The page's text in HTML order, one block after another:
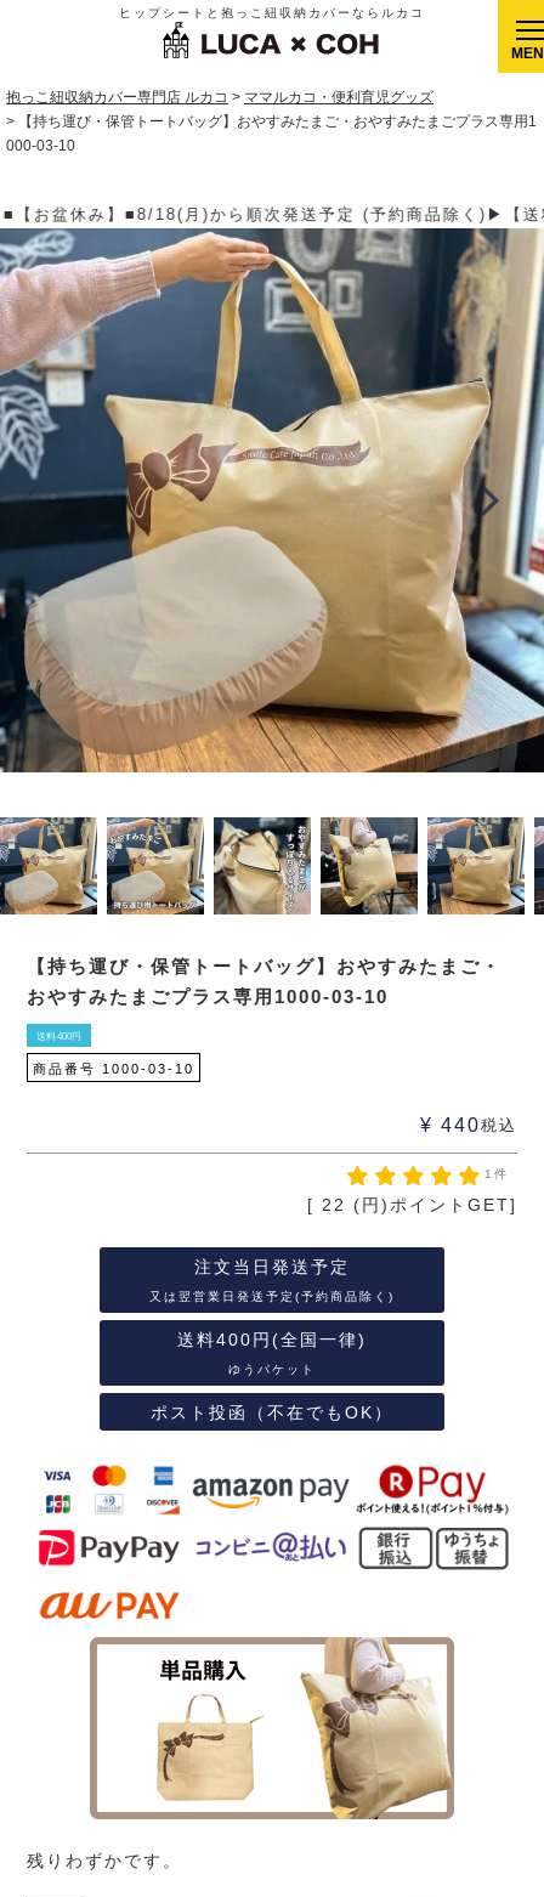
ヒップシートと抱っこ紐収納カバーならルカコ
抱っこ紐収納カバー専門店 ルカコ
ママルカコ・便利育児グッズ
【持ち運び・保管トートバッグ】おやすみたまご・おやすみたまごプラス専用1
000-03-10
く)▶【送料】ゆうパケット400円(全国一律)、ゆうパック
【持ち運び・保管トートバッグ】おやすみたまご・
おやすみたまごプラス専用1000-03-10
送料400円
商品番号 1000-03-10
¥ 440税込
1件
[ 22 (円)ポイントGET]
注文当日発送予定
又は翌営業日発送予定(予約商品除く)
送料400円(全国一律)
ゆうパケット
ポスト投函（不在でもOK）
残りわずかです。